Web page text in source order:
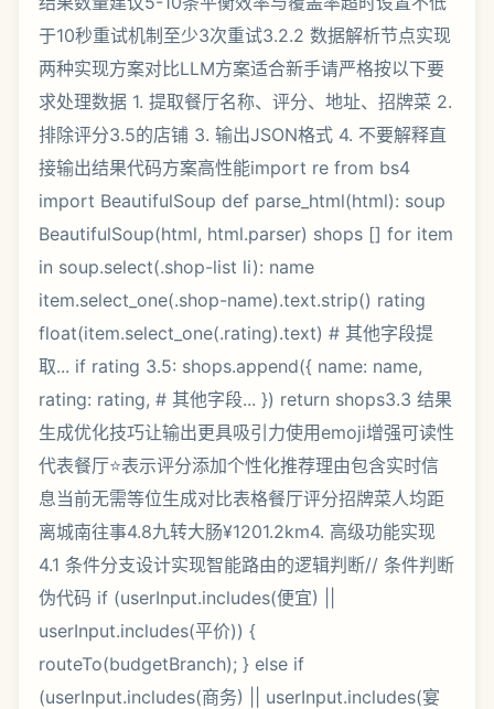
于10秒重试机制至少3次重试3.2.2 数据解析节点实现
两种实现方案对比LLM方案适合新手请严格按以下要
求处理数据 1. 提取餐厅名称、评分、地址、招牌菜 2.
排除评分3.5的店铺 3. 输出JSON格式 4. 不要解释直
接输出结果代码方案高性能import re from bs4
import BeautifulSoup def parse_html(html): soup
BeautifulSoup(html, html.parser) shops [] for item
in soup.select(.shop-list li): name
item.select_one(.shop-name).text.strip() rating
float(item.select_one(.rating).text) # 其他字段提
取... if rating 3.5: shops.append({ name: name,
rating: rating, # 其他字段... }) return shops3.3 结果
生成优化技巧让输出更具吸引力使用emoji增强可读性
代表餐厅⭐表示评分添加个性化推荐理由包含实时信
息当前无需等位生成对比表格餐厅评分招牌菜人均距
离城南往事4.8九转大肠¥1201.2km4. 高级功能实现
4.1 条件分支设计实现智能路由的逻辑判断// 条件判断
伪代码 if (userInput.includes(便宜) ||
userInput.includes(平价)) {
routeTo(budgetBranch); } else if
(userInput.includes(商务) || userInput.includes(宴